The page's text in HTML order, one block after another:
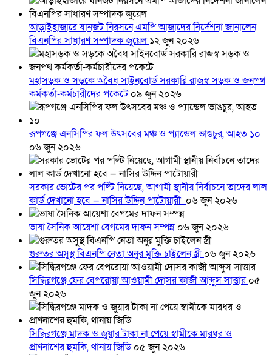
আড়াইহাজারে যানজট নিরসনে এমপি আজাদের নির্দেশনা জানালেন
বিএনপির সাধারণ সম্পাদক জুয়েল ১২ জুন ২০২৬
মহাসড়ক ও সড়কে অবৈধ সাইনবোর্ড সরকারি রাজস্ব সড়ক ও জনপথ
কর্মকর্তা-কর্মচারীদের পকেটে০৯ জুন ২০২৬
রূপগঞ্জে এনসিপির ফল উৎসবের মঞ্চ ও প্যান্ডেল ভাঙচুর, আহত ১০
০৬ জুন ২০২৬
সরকার ভোটের পর পল্টি নিয়েছে, আগামী স্থানীয় নির্বাচনে তাদের লাল
কার্ড দেখানো হবে — নাসির উদ্দিন পাটোয়ারী ০৬ জুন ২০২৬
ভাষা সৈনিক আয়েশা বেগমের দাফন সম্পন্ন ০৬ জুন ২০২৬
গুরুতর অসুস্থ বিএনপি নেতা অনুর মুক্তি চাইলেন স্ত্রী০৬ জুন ২০২৬
সিদ্ধিরগঞ্জে ফের বেপরোয়া আওয়ামী দোসর কাজী আব্দুস সাত্তার০৫
জুন ২০২৬
সিদ্ধিরগঞ্জে মাদক ও জুয়ার টাকা না পেয়ে স্বামীকে মারধর ও
প্রাণনাশের হুমকি, থানায় জিডি০৫ জুন ২০২৬